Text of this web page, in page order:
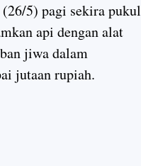
5) pagi sekira pukul
api dengan alat
jiwa dalam
jutaan rupiah.